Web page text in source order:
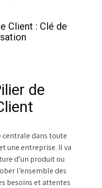
Client : Clé de
de
centrale dans toute
une entreprise. Il va
d’un produit ou
l’ensemble des
besoins et attentes